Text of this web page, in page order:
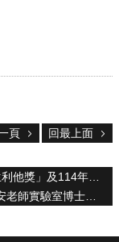
頁 回最上面